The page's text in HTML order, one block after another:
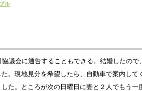
ル
議会に通告することもできる。結婚したの
。現地見分を希望したら、自動車で案内し
た。ところが次の日曜日に妻と２人でもう